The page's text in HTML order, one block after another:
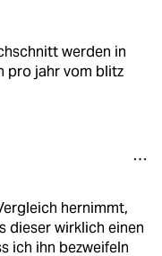
werden in
pro jahr vom blitz
hernimmt,
dieser wirklich einen
ich ihn bezweifeln